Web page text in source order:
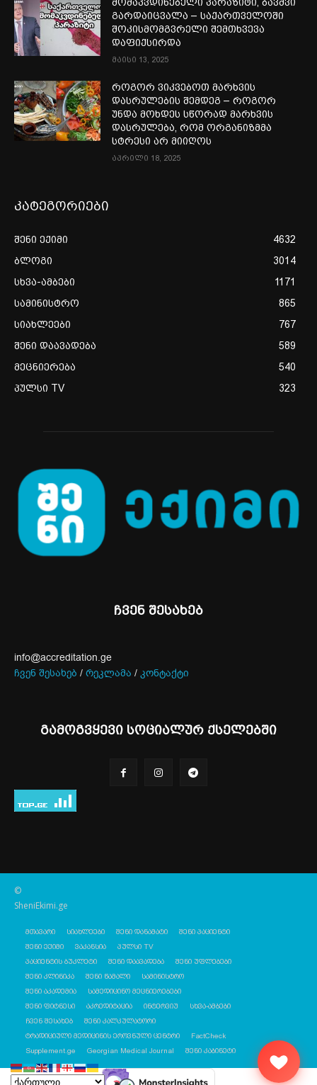
გარდაიცვალა – საქართველოში
შოკისმომგვრელი შემთხვევა
დაფიქსირდა
მაისი 13, 2025
როგორ ვიკვებოთ მარხვის
დასრულების შემდეგ – როგორ
უნდა მოხდეს სწორად მარხვის
დასრულება, რომ ორგანიზმმა
სტრესი არ მიიღოს
აპრილი 18, 2025
კატეგორიები
შენი ექიმი
4632
ბლოგი
3014
სხვა-ამბები
1171
სამინისტრო
865
სიახლეები
767
შენი დაავადება
589
მეცნიერება
540
პულსი TV
323
ჩვენ შესახებ
info@accreditation.ge
ჩვენ შესახებ / რეკლამა / კონტაქტი
გამოგვყევი სოციალურ ქსელებში
©
SheniEkimi.ge
მთავარი სიახლეები შენი დანამატი
შენი პაციენტი
შენი ექიმი
ვაკანსია
პულსი TV
პაციენტის ბუკლეტი
შენი დაავადება
შენი უფლებები
შენი კლინიკა
შენი წამალი
სამინისტრო
შენი აკადემია
სამედიცინო მეცნიერებები
შენი ფიტნესი
აკრედიტაცია ინტერვიუ
სხვა-ამბები
ჩვენ შესახებ
შენი კალკულატორი
ტრადიციული მედიცინის ეროვნული ცენტრი
FactCheck
Supplement.ge
Georgian Medical Journal შენი კაბინეტი